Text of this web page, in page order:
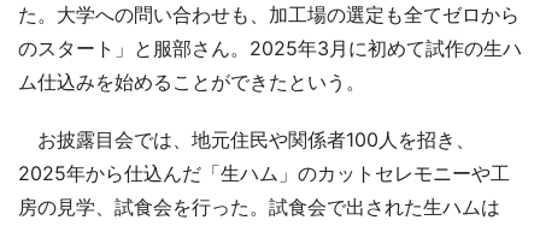
た。大学への問い合わせも、加工場の選定も全てゼロから
のスタート」と服部さん。2025年3月に初めて試作の生ハ
ム仕込みを始めることができたという。
お披露目会では、地元住民や関係者100人を招き、
2025年から仕込んだ「生ハム」のカットセレモニーや工
房の見学、試食会を行った。試食会で出された生ハムは